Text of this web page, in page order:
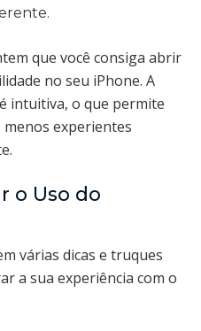
que você consiga abrir
no seu iPhone. A
intuitiva, o que permite
experientes
o Uso do
várias dicas e truques
a sua experiência com o